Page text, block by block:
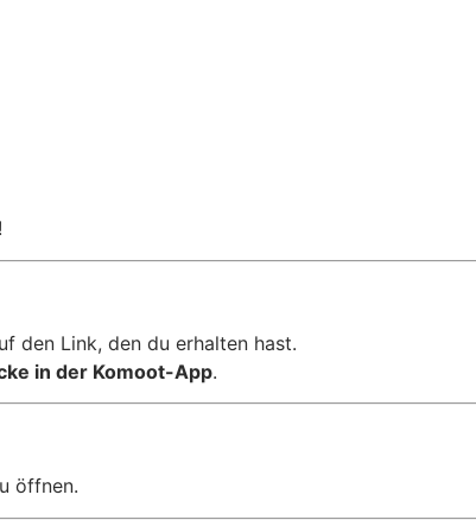
den Link, den du erhalten hast.
in der Komoot-App.
öffnen.